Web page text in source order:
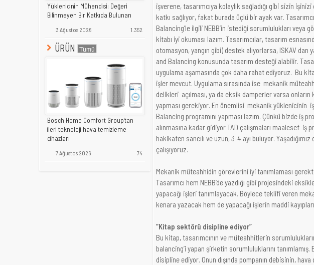
Yüklenicinin Mühendisi: Değeri
Bilinmeyen Bir Katkıda Bulunan
3 Ağustos 2026 1.352
ÜRÜN
Bosch Home Comfort Group'tan
ileri teknoloji hava temizleme
cihazları
7 Ağustos 2026 74
işverene, tasarımcıya kolaylık sağladığı gibi sizin
katkı sağlıyor, fakat burada üçlü bir ayak var.
Balancing’le ilgili NEBB’in istediği sorumlulukları veya
kitabı iyi okuması lazım. Tasarımcılar, tasarım
otomasyon, yangın gibi) destek alıyorlarsa, ISKAV
and Balancing konusunda tasarım desteği alabilir.
uygulama aşamasında çok daha rahat ediyoruz. Bu
işler mevcut. Uygulama sırasında ise mekanik
delikleri açılması, ya da eksik damperler varsa
yapması gerekiyor. En önemlisi mekanik yüklenicinin
Balancing programını yapması lazım. Çünkü bizde iş
alınmasına kadar gidiyor TAD çalışmaları maalesef iş
hakikaten sancılı ve uzun, 3-4 ayı buluyor.
çalışıyoruz.
Mekanik müteahhidin görevlerini iyi tanımlaması
Tasarımcı hem NEBB’de yazdığı gibi projesindeki
yapacağı işleri tanımlayacak. Böylece teklifi veren
kenara yazacak hem de yapacağı işlerin maddi
“Kitap sektörü disipline ediyor”
Bu kitap, tasarımcının ve müteahhitlerin
balancing’i yapan şirketin sorumluluklarını
disipline ediyor. Onun dışında pompanın debisinin,